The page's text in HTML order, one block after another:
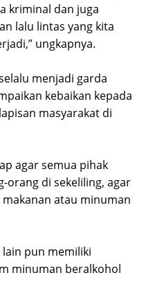
kriminal dan juga
lalu lintas yang kita
ungkapnya.
menjadi garda
kebaikan kepada
masyarakat di
agar semua pihak
orang di sekeliling, agar
atau minuman
lain pun memiliki
minuman beralkohol